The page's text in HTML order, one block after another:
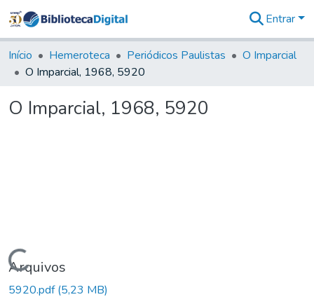
&
Coleções
Tudo na
Digital
Entrar
Início Hemeroteca Periódicos Paulistas
O Imparcial
O Imparcial, 1968, 5920
O Imparcial, 1968, 5920
Carregando...
Arquivos
5920.pdf(5,23 MB)